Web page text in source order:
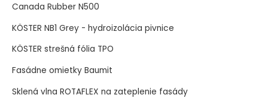
Canada Rubber N500
KÖSTER NB1 Grey - hydroizolácia pivnice
KÖSTER strešná fólia TPO
Fasádne omietky Baumit
Sklená vlna ROTAFLEX na zateplenie fasády